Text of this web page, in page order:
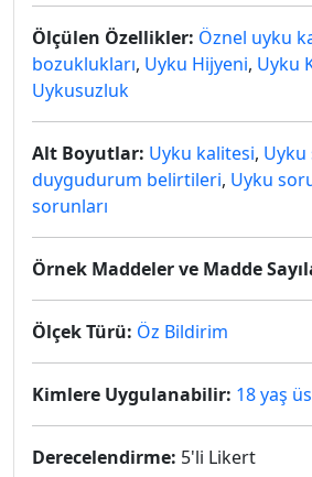
Ölçülen Özellikler: Öznel uyku
bozuklukları, Uyku Hijyeni, Uyku
Uykusuzluk
Alt Boyutlar: Uyku kalitesi, Uyku
duygudurum belirtileri, Uyku
sorunları
Örnek Maddeler ve Madde
Ölçek Türü: Öz Bildirim
Kimlere Uygulanabilir: 18 yaş
Derecelendirme: 5'li Likert